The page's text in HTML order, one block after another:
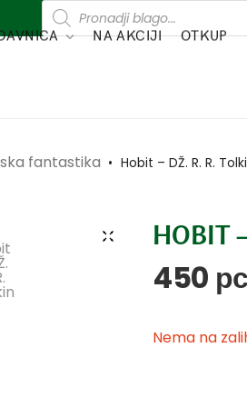
NA AKCIJI OTKUP
fantastika • Hobit – DŽ. R. R.
HOBIT
450
Nema na